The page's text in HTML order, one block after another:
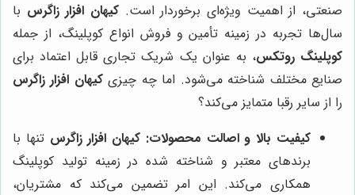
صنعتی، از اهمیت ویژه‌ای برخوردار است. کیهان افزار زاگرس با
سال‌ها تجربه در زمینه تأمین و فروش انواع کوپلینگ، از جمله
کوپلینگ روتکس، به عنوان یک شریک تجاری قابل اعتماد برای
صنایع مختلف شناخته می‌شود. اما چه چیزیکیهان افزار زاگرس
را از سایر رقبا متمایز می‌کند؟
کیفیت بالا و اصالت محصولات: کیهان افزار زاگرس تنها با
برندهای معتبر و شناخته شده در زمینه تولید کوپلینگ
همکاری می‌کند. این امر تضمین می‌کند که مشتریان،